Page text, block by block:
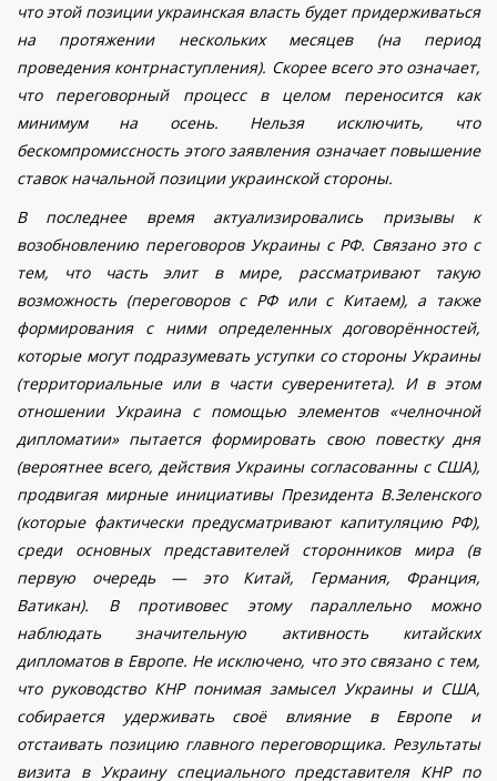
что этой позиции украинская власть будет придерживаться
на протяжении нескольких месяцев (на период
проведения контрнаступления). Скорее всего это означает,
что переговорный процесс в целом переносится как
минимум на осень. Нельзя исключить, что
бескомпромиссность этого заявления означает повышение
ставок начальной позиции украинской стороны.
В последнее время актуализировались призывы к
возобновлению переговоров Украины с РФ. Связано это с
тем, что часть элит в мире, рассматривают такую
возможность (переговоров с РФ или с Китаем), а также
формирования с ними определенных договорённостей,
которые могут подразумевать уступки со стороны Украины
(территориальные или в части суверенитета). И в этом
отношении Украина с помощью элементов «челночной
дипломатии» пытается формировать свою повестку дня
(вероятнее всего, действия Украины согласованны с США),
продвигая мирные инициативы Президента В.Зеленского
(которые фактически предусматривают капитуляцию РФ),
среди основных представителей сторонников мира (в
первую очередь — это Китай, Германия, Франция,
Ватикан). В противовес этому параллельно можно
наблюдать значительную активность китайских
дипломатов в Европе. Не исключено, что это связано с тем,
что руководство КНР понимая замысел Украины и США,
собирается удерживать своё влияние в Европе и
отстаивать позицию главного переговорщика. Результаты
визита в Украину специального представителя КНР по